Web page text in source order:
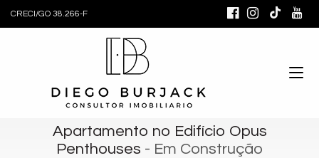
CRECI/GO 38.266-F
Apartamento no Edifício Opus
Penthouses - Em Construção